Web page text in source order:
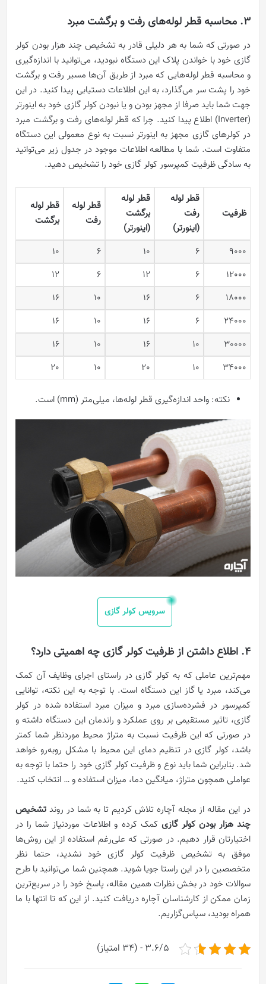
3. محاسبه قطر لوله‌های رفت و برگشت مبرد
در صورتی که شما به هر دلیلی قادر به تشخیص چند هزار بودن کولر
گازی خود با خواندن پلاک این دستگاه نبودید، می‌توانید با اندازه‌گیری
و محاسبه قطر لوله‌هایی که مبرد از طریق آن‌ها مسیر رفت و برگشت
خود را پشت سر می‌گذارد، به این اطلاعات دستیابی پیدا کنید. در این
جهت شما باید صرفا از مجهز بودن و یا نبودن کولر گازی خود به اینورتر
(Inverter) اطلاع پیدا کنید. چرا که قطر لوله‌های رفت و برگشت مبرد
در کولرهای گازی مجهز به اینورتر نسبت به نوع معمولی این دستگاه
متفاوت است. شما با مطالعه اطلاعات موجود در جدول زیر می‌توانید
به سادگی ظرفیت کمپرسور کولر گازی خود را تشخیص دهید.
ظرفیت
قطر لوله
رفت
(اینورتر)
قطر لوله
برگشت
(اینورتر)
قطر لوله
رفت
قطر لوله
برگشت
9000
6
10
6
10
12000
6
12
6
12
18000
6
16
10
16
24000
6
16
10
16
30000
10
16
10
16
34000
10
20
10
20
نکته: واحد اندازه‌گیری قطر لوله‌ها، میلی‌متر (mm) است.
سرویس کولر گازی
4. اطلاع داشتن از ظرفیت کولر گازی چه اهمیتی دارد؟
مهم‌ترین عاملی که به کولر گازی در راستای اجرای وظایف آن کمک
می‌کند، مبرد یا گاز این دستگاه است. با توجه به این نکته، توانایی
کمپرسور در فشرده‌سازی مبرد و میزان مبرد استفاده شده در کولر
گازی، تاثیر مستقیمی بر روی عملکرد و راندمان این دستگاه داشته و
در صورتی که این ظرفیت نسبت به متراژ محیط موردنظر شما کمتر
باشد، کولر گازی در تنظیم دمای این محیط با مشکل روبه‌رو خواهد
شد. بنابراین شما باید نوع و ظرفیت کولر گازی خود را حتما با توجه به
عواملی همچون متراژ، میانگین دما، میزان استفاده و … انتخاب کنید.
در این مقاله از مجله آچاره تلاش کردیم تا به شما در روند تشخیص
چند هزار بودن کولر گازی کمک کرده و اطلاعات موردنیاز شما را در
اختیارتان قرار دهیم. در صورتی که علی‌رغم استفاده از این روش‌ها
موفق به تشخیص ظرفیت کولر گازی خود نشدید، حتما نظر
متخصصین را در این راستا جویا شوید. همچنین شما می‌توانید با طرح
سوالات خود در بخش نظرات همین مقاله، پاسخ خود را در سریع‌ترین
زمان ممکن از کارشناسان آچاره دریافت کنید. از این که تا انتها با ما
همراه بودید، سپاس‌گزاریم.
3.6/5 - (34 امتیاز)